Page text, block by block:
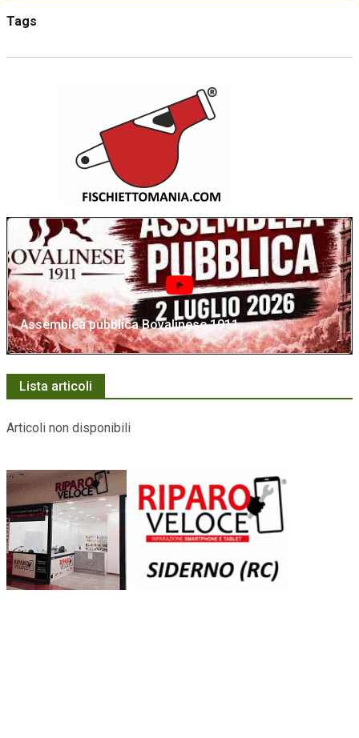
Tags
Assemblea pubblica Bovalinese 1911
Lista articoli
Articoli non disponibili